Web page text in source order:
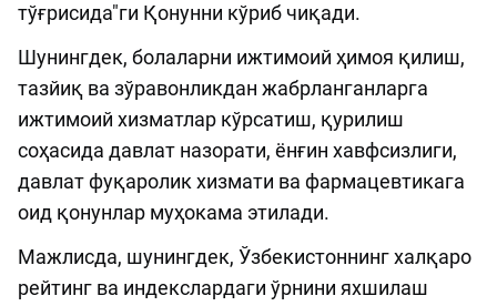
тўғрисида"ги Қонунни кўриб чиқади.
Шунингдек, болаларни ижтимоий ҳимоя қилиш,
тазйиқ ва зўравонликдан жабрланганларга
ижтимоий хизматлар кўрсатиш, қурилиш
соҳасида давлат назорати, ёнғин хавфсизлиги,
давлат фуқаролик хизмати ва фармацевтикага
оид қонунлар муҳокама этилади.
Мажлисда, шунингдек, Ўзбекистоннинг халқаро
рейтинг ва индекслардаги ўрнини яхшилаш